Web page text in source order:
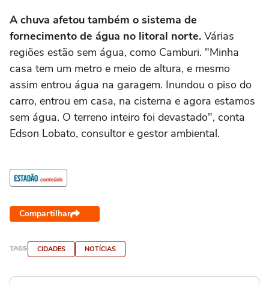
acidente
A chuva afetou também o sistema de
fornecimento de água no litoral norte. Várias
regiões estão sem água, como Camburi. "Minha
casa tem um metro e meio de altura, e mesmo
assim entrou água na garagem. Inundou o piso do
carro, entrou em casa, na cisterna e agora estamos
sem água. O terreno inteiro foi devastado", conta
Edson Lobato, consultor e gestor ambiental.
Compartilhar
TAGS CIDADES NOTÍCIAS